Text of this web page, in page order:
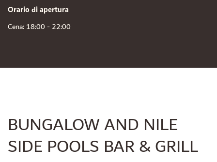
Orario di apertura
Cena: 18:00 - 22:00
BUNGALOW AND NILE
SIDE POOLS BAR & GRILL